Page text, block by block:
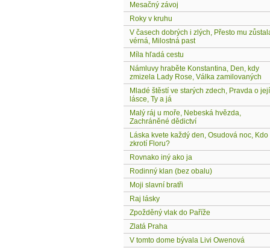
Mesačný závoj
Roky v kruhu
V časech dobrých i zlých, Přesto mu
vérná, Milostná past
Míla hľadá cestu
Námluvy hraběte Konstantina, Den, kdy
zmizela Lady Rose, Válka zamilovaných
Mladé štěstí ve starých zdech, Pravda o její
lásce, Ty a já
Malý ráj u moře, Nebeská hvězda,
Zachráněné dědictví
Láska kvete každý den, Osudová noc, Kdo
zkrotí Floru?
Rovnako iný ako ja
Rodinný klan (bez obalu)
Moji slavní bratři
Raj lásky
Zpožděný vlak do Paříže
Zlatá Praha
V tomto dome bývala Livi Owenová